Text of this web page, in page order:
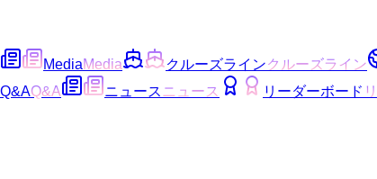
MediaMedia クルーズラインクルーズライン
Q&AQ&A ニュース ニュース リーダーボード